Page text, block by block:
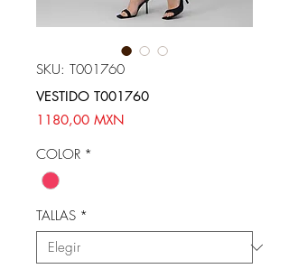
SKU: T001760
VESTIDO T001760
1180,00 MXN
COLOR *
TALLAS *